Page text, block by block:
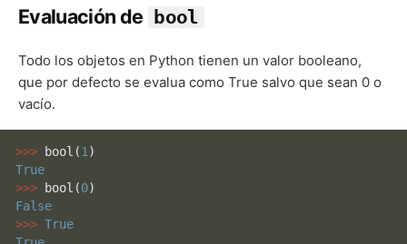
Evaluación de bool
Todo los objetos en Python tienen un valor booleano,
que por defecto se evalua como True salvo que sean 0 o
vacío.
>>> bool (1
True
>>>
bool (0
False
>>> True